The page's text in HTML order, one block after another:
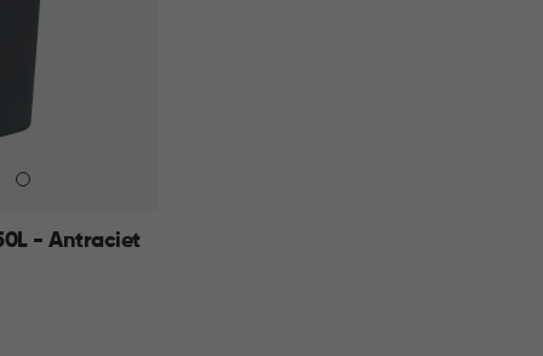
- Antraciet